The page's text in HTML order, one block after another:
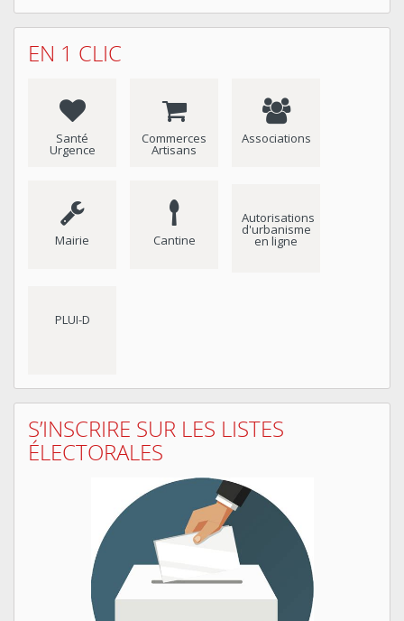
EN 1 CLIC
Santé
Urgence
Commerces
Artisans
Associations
Mairie Cantine
Autorisations
d'urbanisme
en ligne
PLUI-D
S’INSCRIRE SUR LES LISTES
ÉLECTORALES